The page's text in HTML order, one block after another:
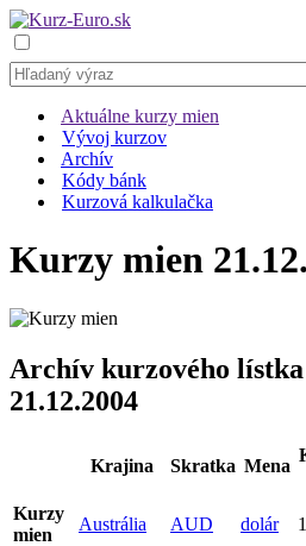
Aktuálne kurzy mien
Vývoj kurzov
Archív
Kódy bánk
Kurzová kalkulačka
Kurzy mien
Archív kurzového
21.12.2004
Krajina Skratka Mena
Kurzy
mien
Austrália AUD dolár